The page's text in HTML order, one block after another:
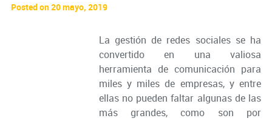
Posted on 20 mayo, 2019
La gestión de redes sociales se ha
convertido en una valiosa
herramienta de comunicación para
miles y miles de empresas, y entre
ellas no pueden faltar algunas de las
más grandes, como son por